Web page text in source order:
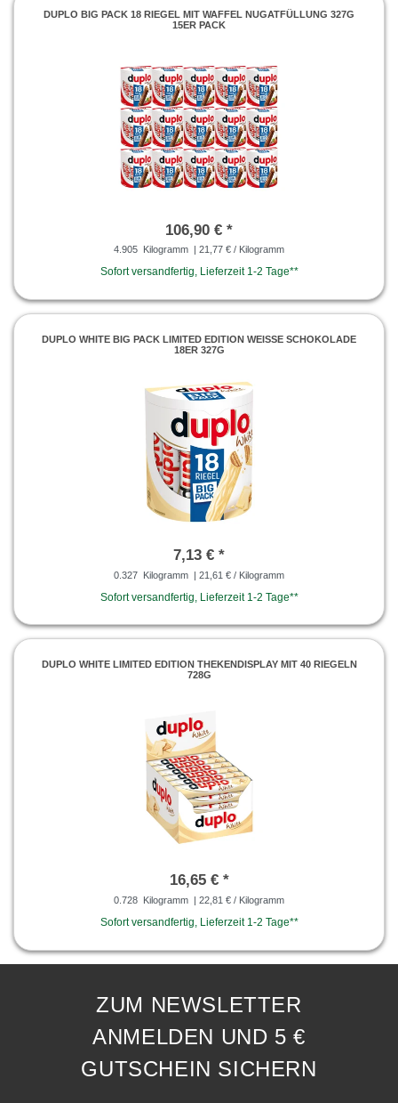
DUPLO BIG PACK 18 RIEGEL MIT WAFFEL NUGATFÜLLUNG 327G
15ER PACK
106,90 € *
4.905 Kilogramm | 21,77 € / Kilogramm
Sofort versandfertig, Lieferzeit 1-2 Tage**
DUPLO WHITE BIG PACK LIMITED EDITION WEISSE SCHOKOLADE 1
8ER 327G
7,13 € *
0.327 Kilogramm | 21,61 € / Kilogramm
Sofort versandfertig, Lieferzeit 1-2 Tage**
DUPLO WHITE LIMITED EDITION THEKENDISPLAY MIT 40 RIEGELN
728G
16,65 € *
0.728 Kilogramm | 22,81 € / Kilogramm
Sofort versandfertig, Lieferzeit 1-2 Tage**
ZUM NEWSLETTER
ANMELDEN UND 5 €
GUTSCHEIN SICHERN